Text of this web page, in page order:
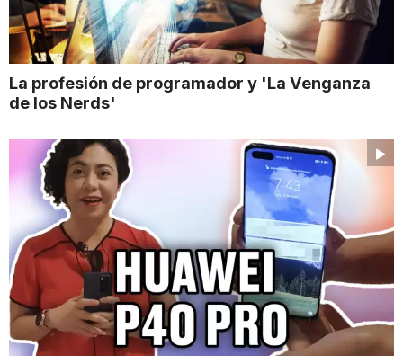
La profesión de programador y 'La Venganza
de los Nerds'